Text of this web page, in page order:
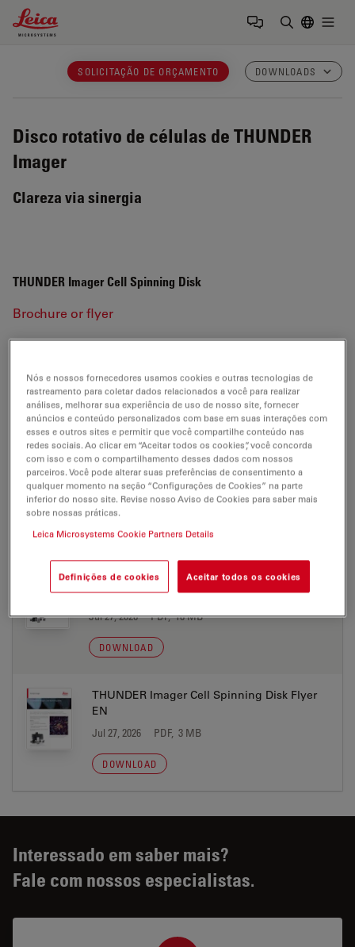
Leica Microsystems Logo
SOLICITAÇÃO DE ORÇAMENTO DOWNLOADS
Disco rotativo de células de THUNDER
Imager
Clareza via sinergia
THUNDER Imager Cell Spinning Disk
Brochure or flyer
THUNDER Imager Cell Spinning Disk
BROCHURE OR FLYER
Adaptive Immersion SmartCORR Flyer EN
Jul 27, 2026 PDF, 1 MB
DOWNLOAD
THUNDER Imager Cell Spinning Disk
Brochure EN
Jul 27, 2026 PDF, 18 MB
DOWNLOAD
THUNDER Imager Cell Spinning Disk Flyer
EN
Jul 27, 2026 PDF, 3 MB
DOWNLOAD
Interessado em saber mais?
Fale com nossos especialistas.
Nós e nossos fornecedores usamos cookies e outras tecnologias de
rastreamento para coletar dados relacionados a você para realizar
análises, melhorar sua experiência de uso de nosso site, fornecer
anúncios e conteúdo personalizados com base em suas interações com
esses e outros sites e permitir que você compartilhe conteúdo nas
redes sociais. Ao clicar em “Aceitar todos os cookies”, você concorda
com isso e com o compartilhamento desses dados com nossos
parceiros. Você pode alterar suas preferências de consentimento a
qualquer momento na seção “Configurações de Cookies” na parte
inferior do nosso site. Revise nosso Aviso de Cookies para saber mais
sobre nossas práticas.
Leica Microsystems Cookie Partners Details
Definições de cookies Aceitar todos os cookies